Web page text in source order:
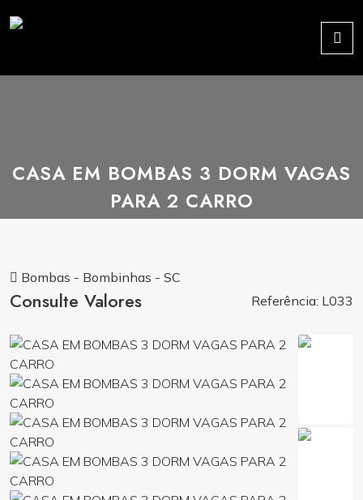
CASA EM BOMBAS 3 DORM VAGAS
PARA 2 CARRO
Bombas - Bombinhas - SC
Consulte Valores Referência: L033